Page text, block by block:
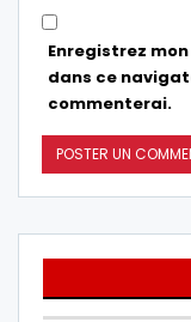
Enregistrez
dans ce
commenterai.